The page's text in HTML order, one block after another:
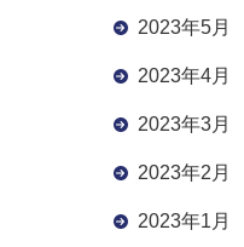
2023年5月
2023年4月
2023年3月
2023年2月
2023年1月